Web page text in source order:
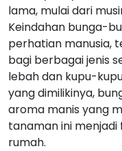
lama, mulai dari
Keindahan bunga-
perhatian manusia,
bagi berbagai jenis
lebah dan kupu-
yang dimilikinya,
aroma manis yang
tanaman ini
rumah.